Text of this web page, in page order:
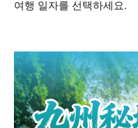
여행 일자를 선택하세요.